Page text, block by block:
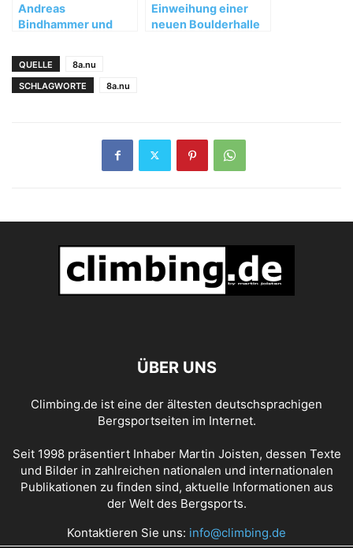
Andreas
Bindhammer und
wiederholen „Hotel
Supramonte“
Einweihung einer
neuen Boulderhalle
QUELLE
8a.nu
SCHLAGWORTE
8a.nu
ÜBER UNS
Climbing.de ist eine der ältesten deutschsprachigen
Bergsportseiten im Internet.
Seit 1998 präsentiert Inhaber Martin Joisten, dessen Texte
und Bilder in zahlreichen nationalen und internationalen
Publikationen zu finden sind, aktuelle Informationen aus
der Welt des Bergsports.
Kontaktieren Sie uns: info@climbing.de